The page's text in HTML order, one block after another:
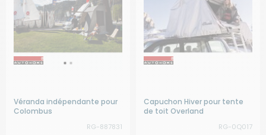
Véranda indépendante pour
Colombus
RG-887831
Capuchon Hiver pour tente
de toit Overland
RG-0Q017